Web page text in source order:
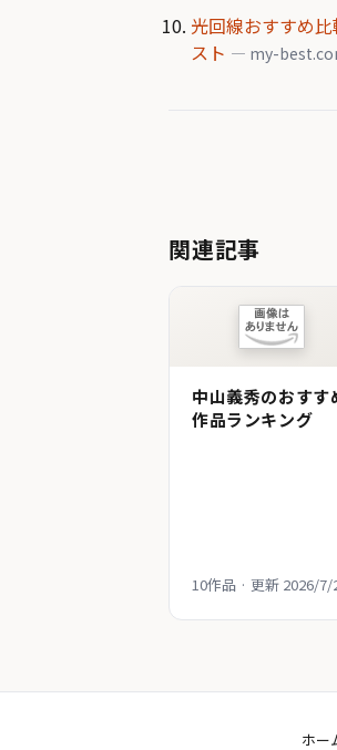
光回線おすすめ
スト — my-
関連記事
中山義秀のおすす
作品ランキング
10作品 · 更新 2026/7/
ホー